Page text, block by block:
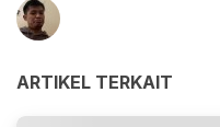
ARTIKEL TERKAIT